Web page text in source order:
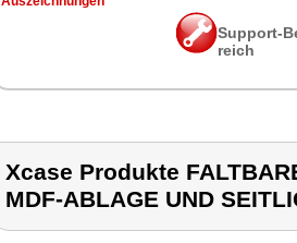
Sup­port-
reich
Xcase Produkte
MDF-ABLAGE UND